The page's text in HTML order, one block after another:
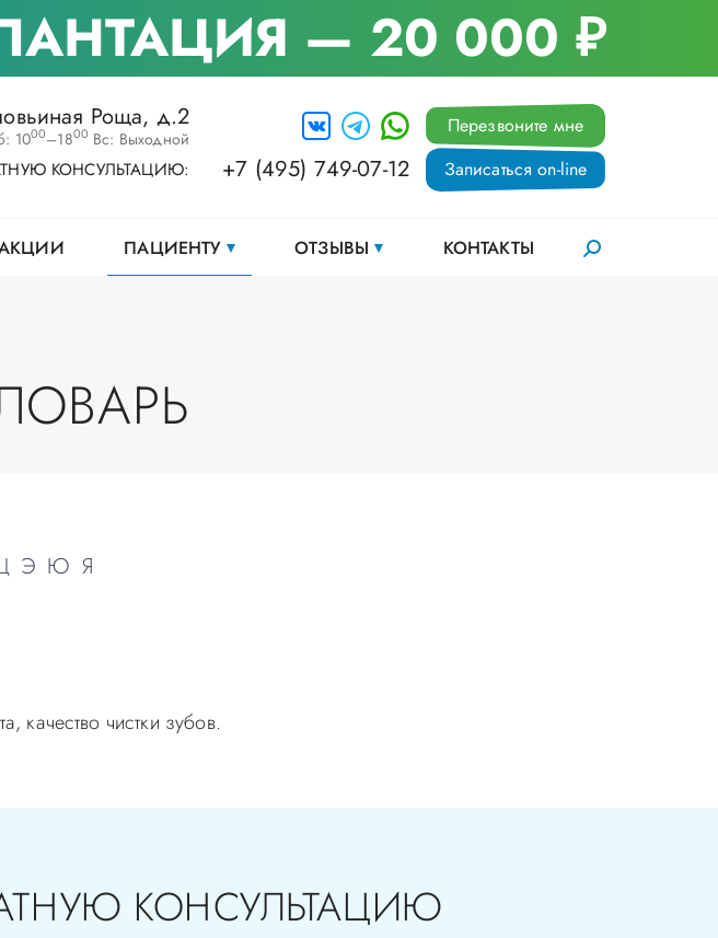
— 20 000 ₽
Роща, д.2
1000–1800 Вс: Выходной
КОНСУЛЬТАЦИЮ: +7 (495) 749-07-12
Перезвоните мне
Записаться on-line
ПАЦИЕНТУ ОТЗЫВЫ КОНТАКТЫ
Э Ю Я
качество чистки зубов.
КОНСУЛЬТАЦИЮ